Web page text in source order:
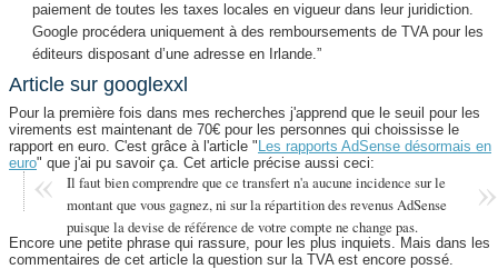
paiement de toutes les taxes locales en vigueur dans leur juridiction.
Google procédera uniquement à des remboursements de TVA pour les
éditeurs disposant d’une adresse en Irlande.”
Article sur googlexxl
Pour la première fois dans mes recherches j'apprend que le seuil pour les
virements est maintenant de 70€ pour les personnes qui choississe le
rapport en euro. C'est grâce à l'article " Les rapports AdSense désormais en
euro" que j'ai pu savoir ça. Cet article précise aussi ceci:
Il faut bien comprendre que ce transfert n'a aucune incidence sur le
montant que vous gagnez, ni sur la répartition des revenus AdSense
puisque la devise de référence de votre compte ne change pas.
Encore une petite phrase qui rassure, pour les plus inquiets. Mais dans les
commentaires de cet article la question sur la TVA est encore possé.